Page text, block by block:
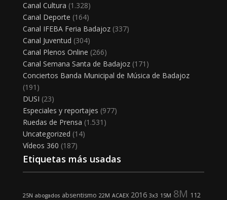
Canal Cultura (1.328)
Canal Deporte (164)
Canal IFEBA Feria Badajoz(337)
Canal Juventud (304)
Canal Plenos Online (266)
Canal Semana Santa de Badajoz(171)
Conciertos Banda Municipal de Música de Badajoz
(191)
DUSI (23)
Especiales y reportajes (977)
Ruedas de Prensa (1.531)
Uncategorized (14)
Vídeos 360 (187)
Etiquetas más usadas
25N abogados absentismo 22M ACAEX 2016 3x3 15M 8M 112